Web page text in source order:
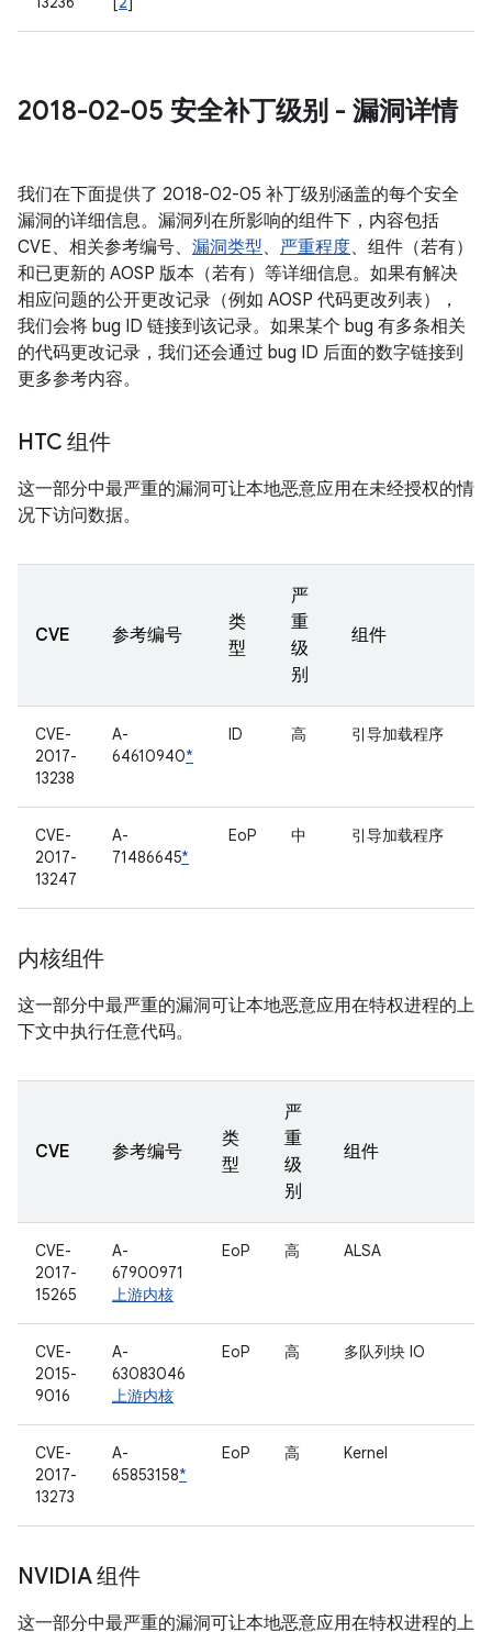
2018-02-05 安全补丁级别 - 漏洞详情
我们在下面提供了 2018-02-05 补丁级别涵盖的每个安全
漏洞的详细信息。漏洞列在所影响的组件下，内容包括
CVE、相关参考编号、 漏洞类型、 严重程度、组件（若有）
和已更新的 AOSP 版本（若有）等详细信息。如果有解决
相应问题的公开更改记录（例如 AOSP 代码更改列表），
我们会将 bug ID 链接到该记录。如果某个 bug 有多条相关
的代码更改记录，我们还会通过 bug ID 后面的数字链接到
更多参考内容。
HTC 组件
这一部分中最严重的漏洞可让本地恶意应用在未经授权的情
况下访问数据。
CVE 参考编号
类
型
严
重
级
别
组件
CVE-
2017-
13238
A-
64610940*
ID 高 引导加载程序
CVE-
2017-
13247
A-
71486645*
EoP 中 引导加载程序
内核组件
这一部分中最严重的漏洞可让本地恶意应用在特权进程的上
下文中执行任意代码。
CVE 参考编号
类
型
严
重
级
别
组件
CVE-
2017-
15265
A-
67900971
上游内核
EoP 高 ALSA
CVE-
2015-
9016
A-
63083046
上游内核
EoP 高 多队列块 IO
CVE-
2017-
13273
A-
65853158*
EoP 高 Kernel
NVIDIA 组件
这一部分中最严重的漏洞可让本地恶意应用在特权进程的上